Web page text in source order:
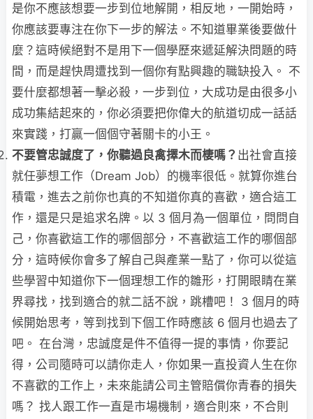
是你不應該想要一步到位地解開，相反地，一開始時，
你應該要專注在你下一步的解法。不知道畢業後要做什
麼？這時候絕對不是用下一個學歷來遞延解決問題的時
間，而是趕快周遭找到一個你有點興趣的職缺投入。 不
要什麼都想著一擊必殺，一步到位，大成功是由很多小
成功集結起來的，你必須要把你偉大的航道切成一話話
來實踐，打贏一個個守著關卡的小王。
不要管忠誠度了，你聽過良禽擇木而棲嗎？ 出社會直接
就任夢想工作（Dream Job）的機率很低。就算你進台
積電，進去之前你也真的不知道你真的喜歡，適合這工
作，還是只是追求名牌。以 3 個月為一個單位，問問自
己，你喜歡這工作的哪個部分，不喜歡這工作的哪個部
分，這時候你會多了解自己與產業一點了，你可以從這
些學習中知道你下一個理想工作的雛形，打開眼睛在業
界尋找，找到適合的就二話不說，跳槽吧！ 3 個月的時
候開始思考，等到找到下個工作時應該 6 個月也過去了
吧。 在台灣，忠誠度是件不值得一提的事情，你要記
得，公司隨時可以請你走人，你如果一直投資人生在你
不喜歡的工作上，未來能請公司主管賠償你青春的損失
嗎？ 找人跟工作一直是市場機制，適合則來，不合則